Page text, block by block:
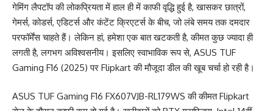
गेमिंग लैपटॉप की लोकप्रियता में हाल ही में काफी वृद्धि हुई है, खासकर छात्रों,
गेमर्स, कोडर्स, एडिटर्स और कंटेंट क्रिएटर्स के बीच, जो लंबे समय तक दमदार
परफॉर्मेंस चाहते हैं। लेकिन हां, हमेशा एक बात खटकती है, कीमत कुछ ज्यादा ही
लगती है, लगभग अविश्वसनीय। इसलिए स्वाभाविक रूप से, ASUS TUF
Gaming F16 (2025) पर Flipkart की मौजूदा डील की खूब चर्चा हो रही है।
ASUS TUF Gaming F16 FX607VJB-RL179WS की कीमत Flipkart